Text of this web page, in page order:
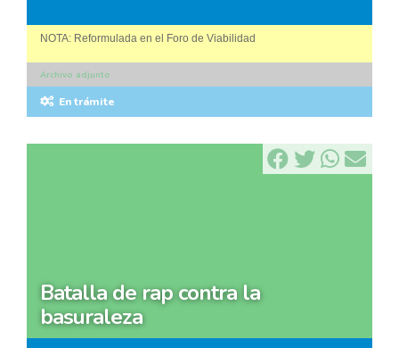
NOTA: Reformulada en el Foro de Viabilidad
Archivo adjunto
En trámite
batalla de rap contra la
basuraleza